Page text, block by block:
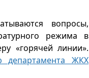
вопросы,
режима в
«горячей линии».
департамента ЖКХ